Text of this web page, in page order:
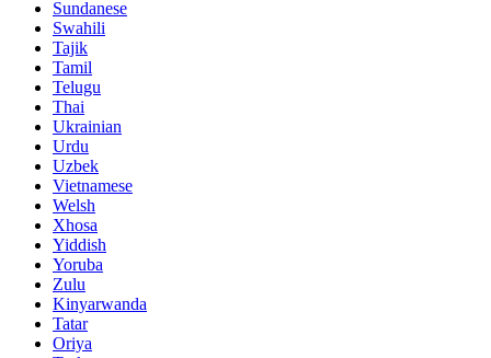
Sundanese
Swahili
Tajik
Tamil
Telugu
Thai
Ukrainian
Urdu
Uzbek
Vietnamese
Welsh
Xhosa
Yiddish
Yoruba
Zulu
Kinyarwanda
Tatar
Oriya